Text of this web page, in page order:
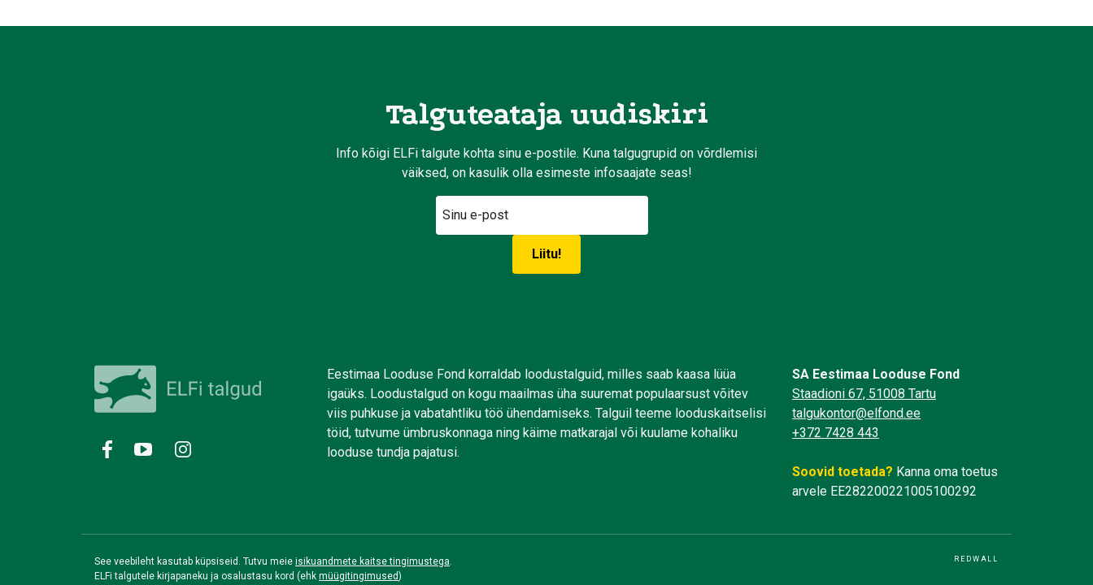
Talguteataja uudiskiri
Info kõigi ELFi talgute kohta sinu e-postile. Kuna talgugrupid on võrdlemisi
väiksed, on kasulik olla esimeste infosaajate seas!
Eestimaa Looduse Fond korraldab loodustalguid, milles saab kaasa lüüa
igaüks. Loodustalgud on kogu maailmas üha suuremat populaarsust võitev
viis puhkuse ja vabatahtliku töö ühendamiseks. Talguil teeme looduskaitselisi
töid, tutvume ümbruskonnaga ning käime matkarajal või kuulame kohaliku
looduse tundja pajatusi.
SA Eestimaa Looduse Fond
Staadioni 67, 51008 Tartu
talgukontor@elfond.ee
+372 7428 443
Soovid toetada? Kanna oma toetus
arvele EE282200221005100292
See veebileht kasutab küpsiseid. Tutvu meie isikuandmete kaitse tingimustega.
ELFi talgutele kirjapaneku ja osalustasu kord (ehk müügitingimused)
REDWALL